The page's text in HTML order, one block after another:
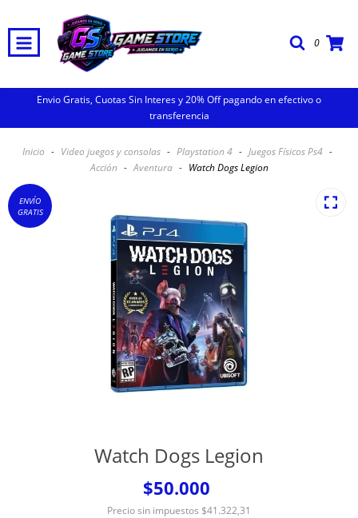
0
Envio Gratis, Cuotas Sin Interes y 20% Off pagando en efectivo o
transferencia
Inicio - Video juegos y consolas - Playstation 4 - Juegos Físicos Ps4 -
Acción - Aventura - Watch Dogs Legion
ENVÍO
GRATIS
Watch Dogs Legion
$50.000
Precio sin impuestos $41.322,31